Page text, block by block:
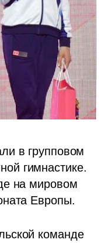
в групповом
гимнастике.
на мировом
Европы.
команде